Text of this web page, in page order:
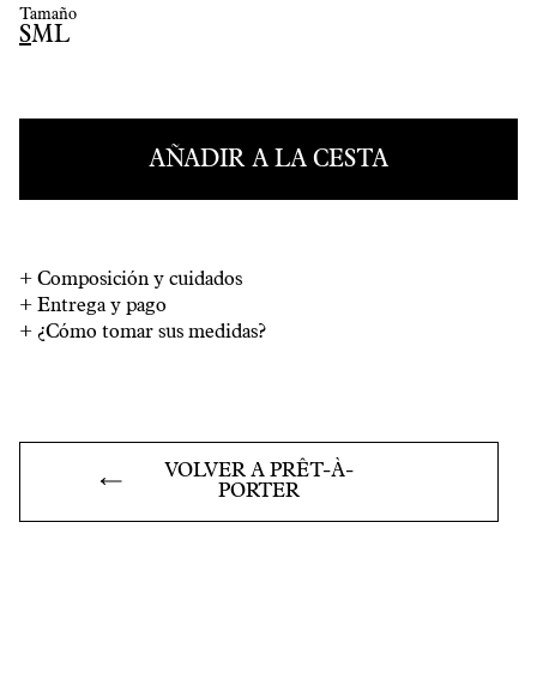
Tamaño
SM L
AÑADIR A LA CESTA
+ Composición y cuidados
+ Entrega y pago
+ ¿Cómo tomar sus medidas?
VOLVER A PRÊT-À-
PORTER